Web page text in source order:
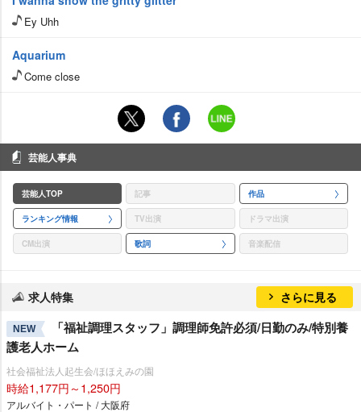
Ey Uhh
Aquarium
Come close
芸能人事典
芸能人TOP 記事 作品
ランキング情報 TV出演 ドラマ出演
CM出演 歌詞 音楽配信
求人特集 さらに見る
NEW
「福祉調理スタッフ」調理師免許必須/日勤のみ/特別養
護老人ホーム
社会福祉法人起生会/ほほえみの園
時給1,177円～1,250円
アルバイト・パート / 大阪府